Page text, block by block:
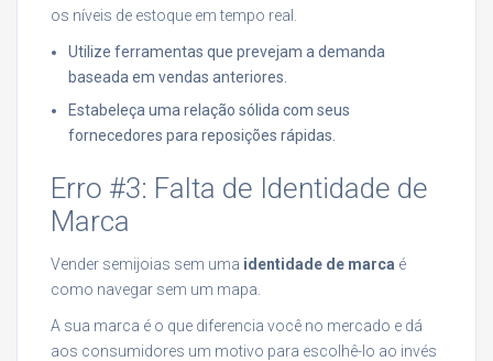
os níveis de estoque em tempo real.
Utilize ferramentas que prevejam a demanda
baseada em vendas anteriores.
Estabeleça uma relação sólida com seus
fornecedores para reposições rápidas.
Erro #3: Falta de Identidade de
Marca
Vender semijoias sem uma identidade de marca é
como navegar sem um mapa.
A sua marca é o que diferencia você no mercado e dá
aos consumidores um motivo para escolhê-lo ao invés